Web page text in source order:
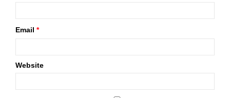
Email *
Website